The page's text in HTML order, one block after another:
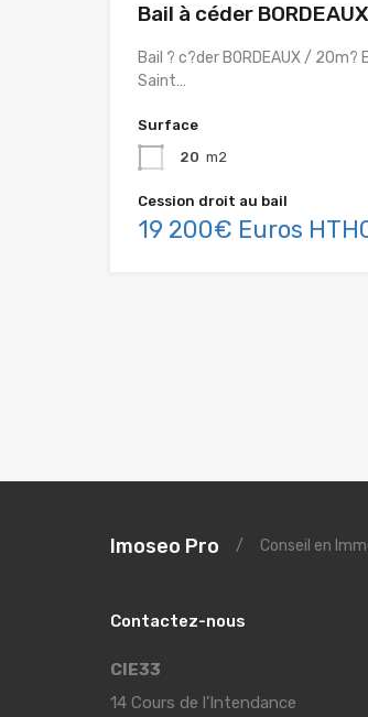
Bail à céder BORDEAUX
Bail ? c?der BORDEAUX / 20m?
Saint…
Surface
20 m2
Cession droit au bail
19 200€ Euros
Imoseo Pro / Conseil en
Contactez-nous
CIE33
14 Cours de l’Intendance